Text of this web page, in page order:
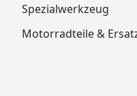
Spezialwerkzeug
Motorradteile &